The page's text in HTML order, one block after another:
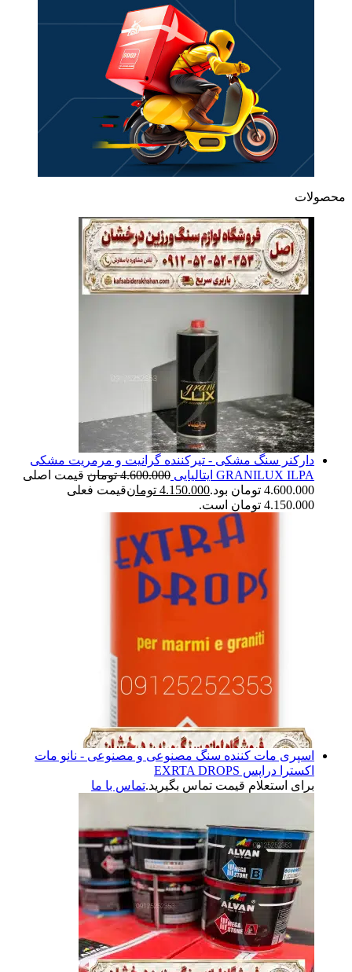
محصولات
دارکنر سنگ مشکی - تیرکننده گرانیت و مرمریت مشکی
GRANILUX ILPA ایتالیایی
4.600.000 تومان قیمت اصلی
4.600.000 تومان بود.
4.150.000 تومانقیمت فعلی
4.150.000 تومان است.
اسپری مات کننده سنگ مصنوعی و مصنوعی - نانو مات
اکسترا دراپس EXRTA DROPS
برای استعلام قیمت تماس بگیرید.تماس با ما